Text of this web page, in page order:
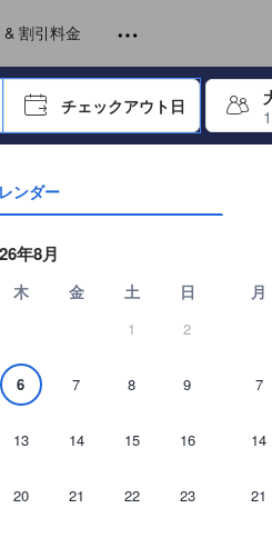
割引料金
定して、検索します。
チェックアウト日
面の操作を開始します。方向キーを
ンダー
年8月
木 金 土 日
1 2
6 7 8 9
13 14 15 16
20 21 22 23
月
7
14
21
に基づいた内容であるため、こ